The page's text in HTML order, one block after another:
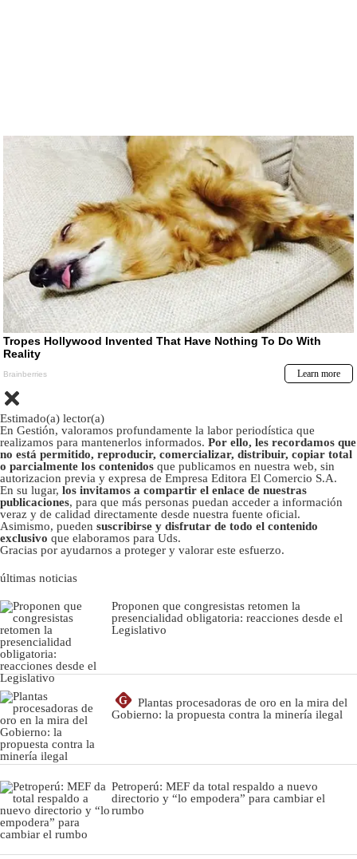
Estimado(a) lector(a)
En Gestión, valoramos profundamente la labor periodística que
realizamos para mantenerlos informados. Por ello, les recordamos que
no está permitido, reproducir, comercializar, distribuir, copiar total
o parcialmente los contenidos que publicamos en nuestra web, sin
autorizacion previa y expresa de Empresa Editora El Comercio S.A.
En su lugar, los invitamos a compartir el enlace de nuestras
publicaciones, para que más personas puedan acceder a información
veraz y de calidad directamente desde nuestra fuente oficial.
Asimismo, pueden suscribirse y disfrutar de todo el contenido
exclusivo que elaboramos para Uds.
Gracias por ayudarnos a proteger y valorar este esfuerzo.
últimas noticias
Proponen que congresistas retomen la
presencialidad obligatoria: reacciones desde el
Legislativo
G
Plantas procesadoras de oro en la mira del
Gobierno: la propuesta contra la minería ilegal
Petroperú: MEF da total respaldo a nuevo
directorio y “lo empodera” para cambiar el
rumbo